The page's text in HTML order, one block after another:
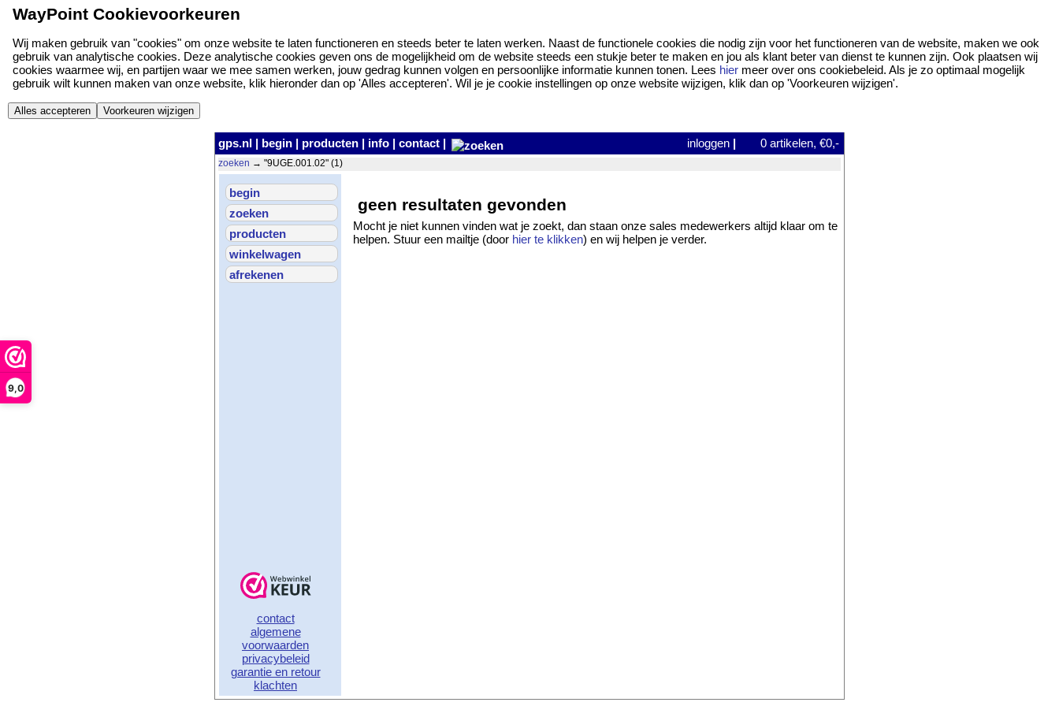
9,0
WayPoint Cookievoorkeuren
Wij maken gebruik van "cookies" om onze website te laten functioneren en steeds beter te laten werken. Naast de functionele cookies die nodig zijn voor het functioneren van de website, maken we ook
gebruik van analytische cookies. Deze analytische cookies geven ons de mogelijkheid om de website steeds een stukje beter te maken en jou als klant beter van dienst te kunnen zijn. Ook plaatsen wij
cookies waarmee wij, en partijen waar we mee samen werken, jouw gedrag kunnen volgen en persoonlijke informatie kunnen tonen. Lees hier meer over ons cookiebeleid. Als je zo optimaal mogelijk
gebruik wilt kunnen maken van onze website, klik hieronder dan op 'Alles accepteren'. Wil je je cookie instellingen op onze website wijzigen, klik dan op 'Voorkeuren wijzigen'.
Alles accepteren Voorkeuren wijzigen
gps.nl | begin | producten | info | contact | inloggen | 0 artikelen, €0,-
zoeken → "9UGE.001.02" (1)
begin
zoeken
producten
winkelwagen
afrekenen
contact
algemene
voorwaarden
privacybeleid
garantie en retour
klachten
geen resultaten gevonden
Mocht je niet kunnen vinden wat je zoekt, dan staan onze sales medewerkers altijd klaar om te
helpen. Stuur een mailtje (door hier te klikken) en wij helpen je verder.